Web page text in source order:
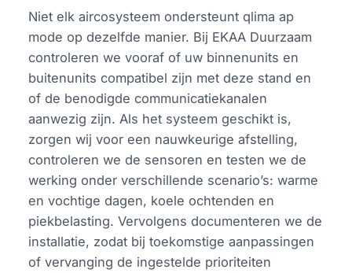
Niet elk aircosysteem ondersteunt qlima ap
mode op dezelfde manier. Bij EKAA Duurzaam
controleren we vooraf of uw binnenunits en
buitenunits compatibel zijn met deze stand en
of de benodigde communicatiekanalen
aanwezig zijn. Als het systeem geschikt is,
zorgen wij voor een nauwkeurige afstelling,
controleren we de sensoren en testen we de
werking onder verschillende scenario’s: warme
en vochtige dagen, koele ochtenden en
piekbelasting. Vervolgens documenteren we de
installatie, zodat bij toekomstige aanpassingen
of vervanging de ingestelde prioriteiten